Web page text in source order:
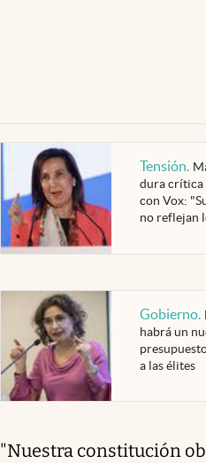
Tensión.
dura crítica
con Vox:
no reflejan
Gobierno.
habrá un
a las élites
"Nuestra constitución